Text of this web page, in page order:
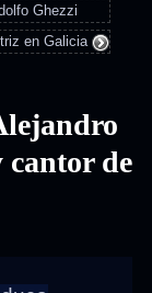
Ghezzi
en Galicia
cantor de